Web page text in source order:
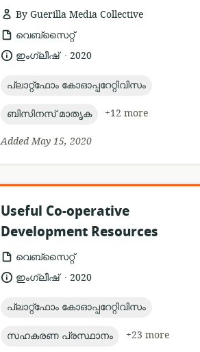
By Guerilla Media Collective
resource
format:
വെബ്സൈറ്റ്
language:
ഇംഗ്ലീഷ് .
date2020
topic:
പ്ലാറ്റ്ഫോം കോഓപ്പറേറ്റിവിസം
topic:
ബിസിനസ് മാതൃക
+12 more
Added May 15, 2020
Useful Co-operative
Development Resources
resource
format:
വെബ്സൈറ്റ്
language:
ഇംഗ്ലീഷ് .
date2020
topic:
പ്ലാറ്റ്ഫോം കോഓപ്പറേറ്റിവിസം
topic:
സഹകരണ പ്രസ്ഥാനം
+23 more